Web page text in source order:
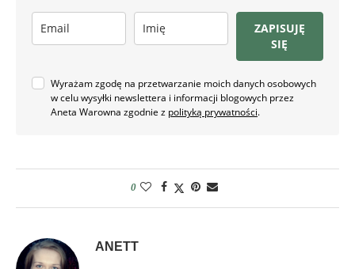
ZAPISUJĘ
SIĘ
Wyrażam zgodę na przetwarzanie moich danych osobowych
w celu wysyłki newslettera i informacji blogowych przez
Aneta Warowna zgodnie z polityką prywatności.
0
ANETT